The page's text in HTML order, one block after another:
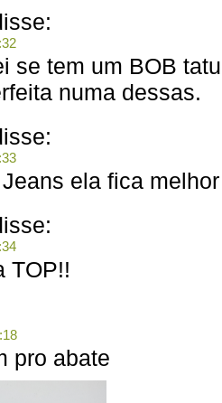
se tem um BOB
numa dessas.
ela fica
TOP!!
pro abate